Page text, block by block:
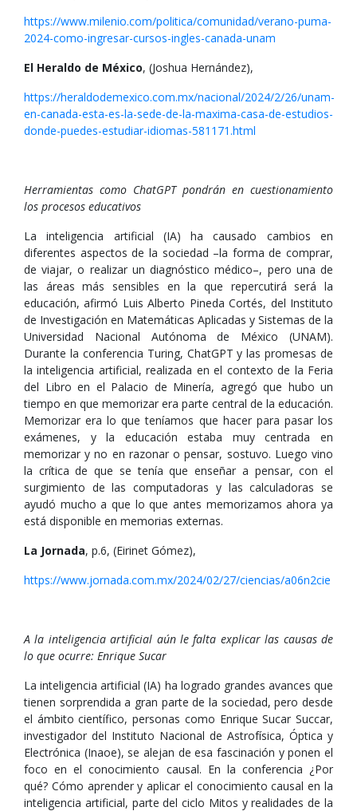
https://www.milenio.com/politica/comunidad/verano-puma-
2024-como-ingresar-cursos-ingles-canada-unam
El Heraldo de México, (Joshua Hernández),
https://heraldodemexico.com.mx/nacional/2024/2/26/unam-
en-canada-esta-es-la-sede-de-la-maxima-casa-de-estudios-
donde-puedes-estudiar-idiomas-581171.html
Herramientas como ChatGPT pondrán en cuestionamiento
los procesos educativos
La inteligencia artificial (IA) ha causado cambios en
diferentes aspectos de la sociedad –la forma de comprar,
de viajar, o realizar un diagnóstico médico–, pero una de
las áreas más sensibles en la que repercutirá será la
educación, afirmó Luis Alberto Pineda Cortés, del Instituto
de Investigación en Matemáticas Aplicadas y Sistemas de la
Universidad Nacional Autónoma de México (UNAM).
Durante la conferencia Turing, ChatGPT y las promesas de
la inteligencia artificial, realizada en el contexto de la Feria
del Libro en el Palacio de Minería, agregó que hubo un
tiempo en que memorizar era parte central de la educación.
Memorizar era lo que teníamos que hacer para pasar los
exámenes, y la educación estaba muy centrada en
memorizar y no en razonar o pensar, sostuvo. Luego vino
la crítica de que se tenía que enseñar a pensar, con el
surgimiento de las computadoras y las calculadoras se
ayudó mucho a que lo que antes memorizamos ahora ya
está disponible en memorias externas.
La Jornada, p.6, (Eirinet Gómez),
https://www.jornada.com.mx/2024/02/27/ciencias/a06n2cie
A la inteligencia artificial aún le falta explicar las causas de
lo que ocurre: Enrique Sucar
La inteligencia artificial (IA) ha logrado grandes avances que
tienen sorprendida a gran parte de la sociedad, pero desde
el ámbito científico, personas como Enrique Sucar Succar,
investigador del Instituto Nacional de Astrofísica, Óptica y
Electrónica (Inaoe), se alejan de esa fascinación y ponen el
foco en el conocimiento causal. En la conferencia ¿Por
qué? Cómo aprender y aplicar el conocimiento causal en la
inteligencia artificial, parte del ciclo Mitos y realidades de la